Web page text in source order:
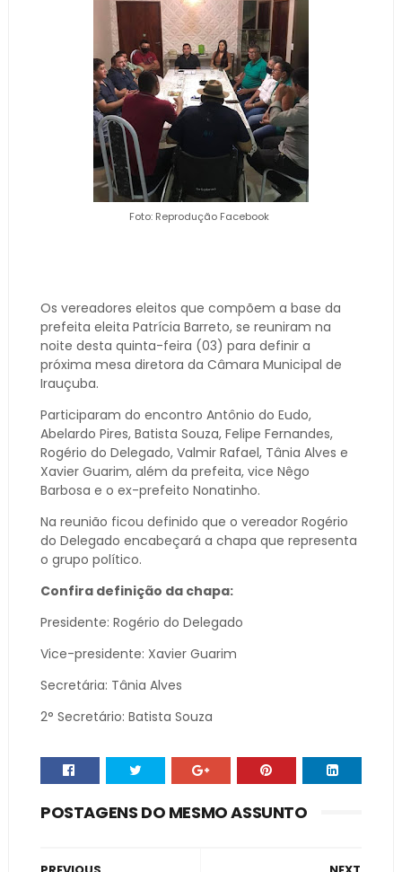
Foto: Reprodução Facebook
Os vereadores eleitos que compõem a base da
prefeita eleita Patrícia Barreto, se reuniram na
noite desta quinta-feira (03) para definir a
próxima mesa diretora da Câmara Municipal de
Irauçuba.
Participaram do encontro Antônio do Eudo,
Abelardo Pires, Batista Souza, Felipe Fernandes,
Rogério do Delegado, Valmir Rafael, Tânia Alves e
Xavier Guarim, além da prefeita, vice Nêgo
Barbosa e o ex-prefeito Nonatinho.
Na reunião ficou definido que o vereador Rogério
do Delegado encabeçará a chapa que representa
o grupo político.
Confira definição da chapa:
Presidente: Rogério do Delegado
Vice-presidente: Xavier Guarim
Secretária: Tânia Alves
2° Secretário: Batista Souza
POSTAGENS DO MESMO ASSUNTO